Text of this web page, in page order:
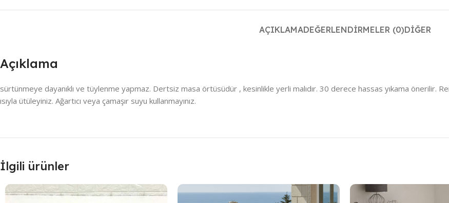
AÇIKLAMADEĞERLENDIRMELER (0)DIĞER
Açıklama
sürtünmeye dayanıklı ve tüylenme yapmaz. Dertsiz masa örtüsüdür , kesinlikle yerli malıdır. 30 derece hassas yıkama önerilir.
ısıyla ütüleyiniz. Ağartıcı veya çamaşır suyu kullanmayınız.
İlgili ürünler